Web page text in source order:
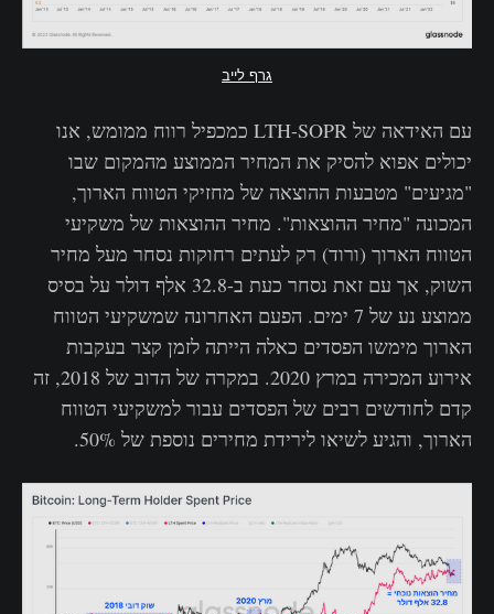
גרף לייב
עם האידאה של LTH-SOPR כמכפיל רווח ממומש, אנו
יכולים אפוא להסיק את המחיר הממוצע מהמקום שבו
"מגיעים" מטבעות ההוצאה של מחזיקי הטווח הארוך,
המכונה "מחיר ההוצאות". מחיר ההוצאות של משקיעי
הטווח הארוך (ורוד) רק לעתים רחוקות נסחר מעל מחיר
השוק, אך עם זאת נסחר כעת ב-32.8 אלף דולר על בסיס
ממוצע נע של 7 ימים. הפעם האחרונה שמשקיעי הטווח
הארוך מימשו הפסדים כאלה הייתה לזמן קצר בעקבות
אירוע המכירה במרץ 2020. במקרה של הדוב של 2018, זה
קדם לחודשים רבים של הפסדים עבור למשקיעי הטווח
הארוך, והגיע לשיאו לירידת מחירים נוספת של 50%.